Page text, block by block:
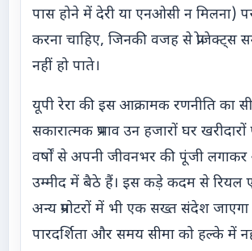
पास होने में देरी या एनओसी न मिलना)
करना चाहिए, जिनकी वजह से प्रोजेक्ट्स
नहीं हो पाते।
यूपी रेरा की इस आक्रामक रणनीति का
सकारात्मक प्रभाव उन हजारों घर
वर्षों से अपनी जीवनभर की पूंजी
उम्मीद में बैठे हैं। इस कड़े कदम से रियल
अन्य प्रमोटरों में भी एक सख्त संदेश
पारदर्शिता और समय सीमा को हल्के में